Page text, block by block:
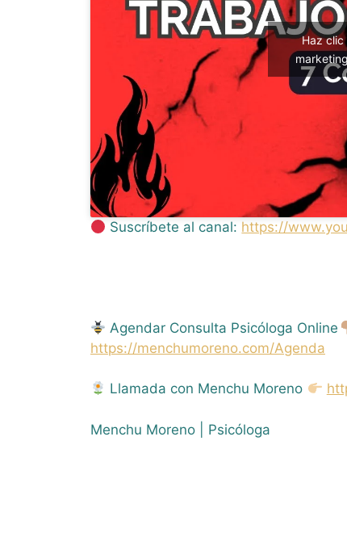
Haz
Suscríbete al canal: https://
Agendar Consulta Psicóloga Online
https://menchumoreno.com/Agenda
Llamada con Menchu Moreno
Menchu Moreno | Psicóloga